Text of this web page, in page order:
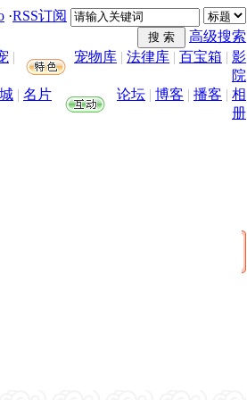
·RSS订阅
高级搜索
| 宠物库 | 法律库 | 百宝箱 | 影
院
| 名片 论坛 | 博客 | 播客 | 相
册